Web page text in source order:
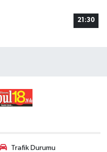
21:30
Trafik Durumu